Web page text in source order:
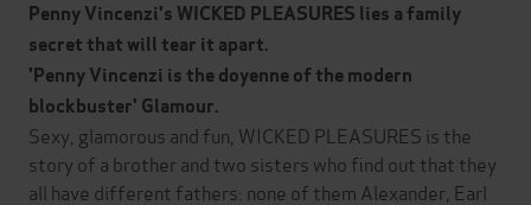
Penny Vincenzi's WICKED PLEASURES lies a family
secret that will tear it apart.
'Penny Vincenzi is the doyenne of the modern
blockbuster' Glamour.
Sexy, glamorous and fun, WICKED PLEASURES is the
story of a brother and two sisters who find out that they
all have different fathers: none of them Alexander, Earl